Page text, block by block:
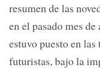
resumen de las
en el pasado mes
estuvo puesto en
futuristas, bajo la